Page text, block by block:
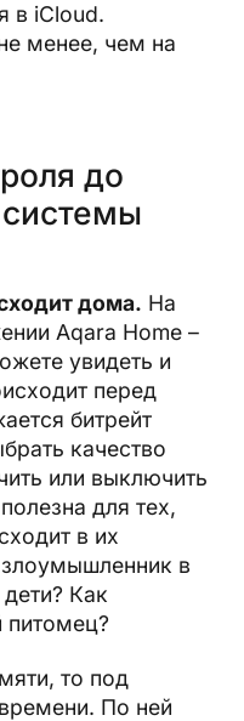
в iCloud.
менее, чем на
до
системы
дома. На
Aqara Home –
увидеть и
перед
битрейт
качество
или выключить
для тех,
в их
злоумышленник в
Как
питомец?
то под
По ней